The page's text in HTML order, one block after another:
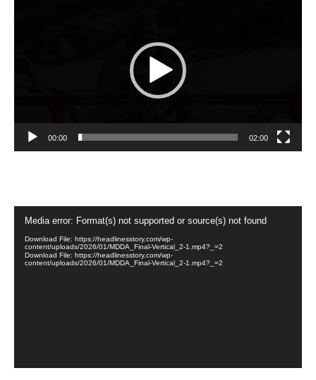
00:00 02:00
Player
Media error: Format(s) not supported or source(s) not found
Download File: https://headlinesstory.com/wp-
content/uploads/2026/01/MDDA_Final-Vertical_2-1.mp4?_=2
Download File: https://headlinesstory.com/wp-
content/uploads/2026/01/MDDA_Final-Vertical_2-1.mp4?_=2